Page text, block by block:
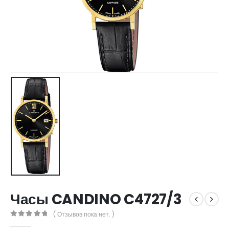
Часы CANDINO C4727/3
( Отзывов пока нет. )